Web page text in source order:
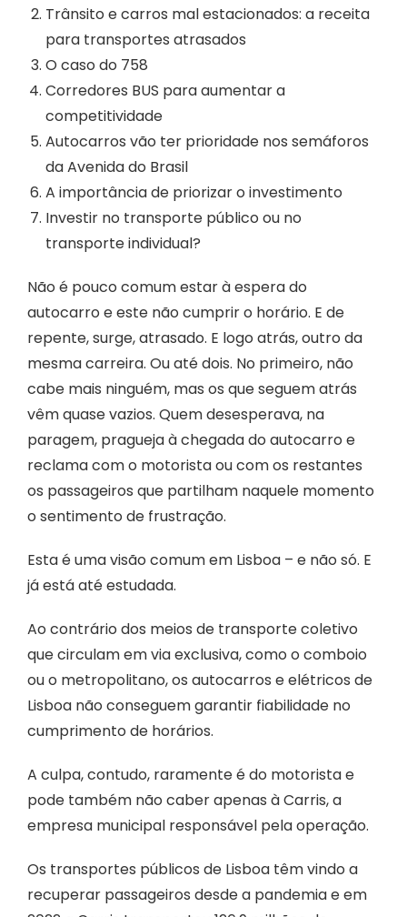
Trânsito e carros mal estacionados: a receita
para transportes atrasados
O caso do 758
Corredores BUS para aumentar a
competitividade
Autocarros vão ter prioridade nos semáforos
da Avenida do Brasil
A importância de priorizar o investimento
Investir no transporte público ou no
transporte individual?
Não é pouco comum estar à espera do
autocarro e este não cumprir o horário. E de
repente, surge, atrasado. E logo atrás, outro da
mesma carreira. Ou até dois. No primeiro, não
cabe mais ninguém, mas os que seguem atrás
vêm quase vazios. Quem desesperava, na
paragem, pragueja à chegada do autocarro e
reclama com o motorista ou com os restantes
os passageiros que partilham naquele momento
o sentimento de frustração.
Esta é uma visão comum em Lisboa – e não só. E
já está até estudada.
Ao contrário dos meios de transporte coletivo
que circulam em via exclusiva, como o comboio
ou o metropolitano, os autocarros e elétricos de
Lisboa não conseguem garantir fiabilidade no
cumprimento de horários.
A culpa, contudo, raramente é do motorista e
pode também não caber apenas à Carris, a
empresa municipal responsável pela operação.
Os transportes públicos de Lisboa têm vindo a
recuperar passageiros desde a pandemia e em